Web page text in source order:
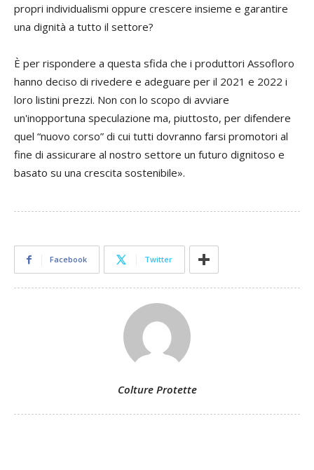
propri individualismi oppure crescere insieme e garantire
una dignità a tutto il settore?
È per rispondere a questa sfida che i produttori Assofloro
hanno deciso di rivedere e adeguare per il 2021 e 2022 i
loro listini prezzi. Non con lo scopo di avviare
un'inopportuna speculazione ma, piuttosto, per difendere
quel “nuovo corso” di cui tutti dovranno farsi promotori al
fine di assicurare al nostro settore un futuro dignitoso e
basato su una crescita sostenibile».
Facebook Twitter
Colture Protette